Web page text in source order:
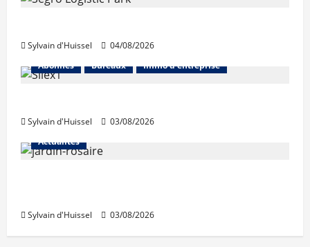
Sylvain d'Huissel
04/08/2026
Abonnés
Bureaux Immo d'entreprise
Sylvain d'Huissel
03/08/2026
Actualités
Sylvain d'Huissel 03/08/2026